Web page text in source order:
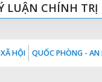
LUẬN CHÍNH
HỘI QUỐC PHÒNG -